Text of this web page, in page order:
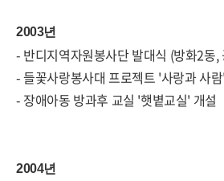
2003년
- 반디지역자원봉사단 발대식 (방화2동,
- 들꽃사랑봉사대 프로젝트 '사랑과 사
- 장애아동 방과후 교실 '햇볕교실' 개설
2004년